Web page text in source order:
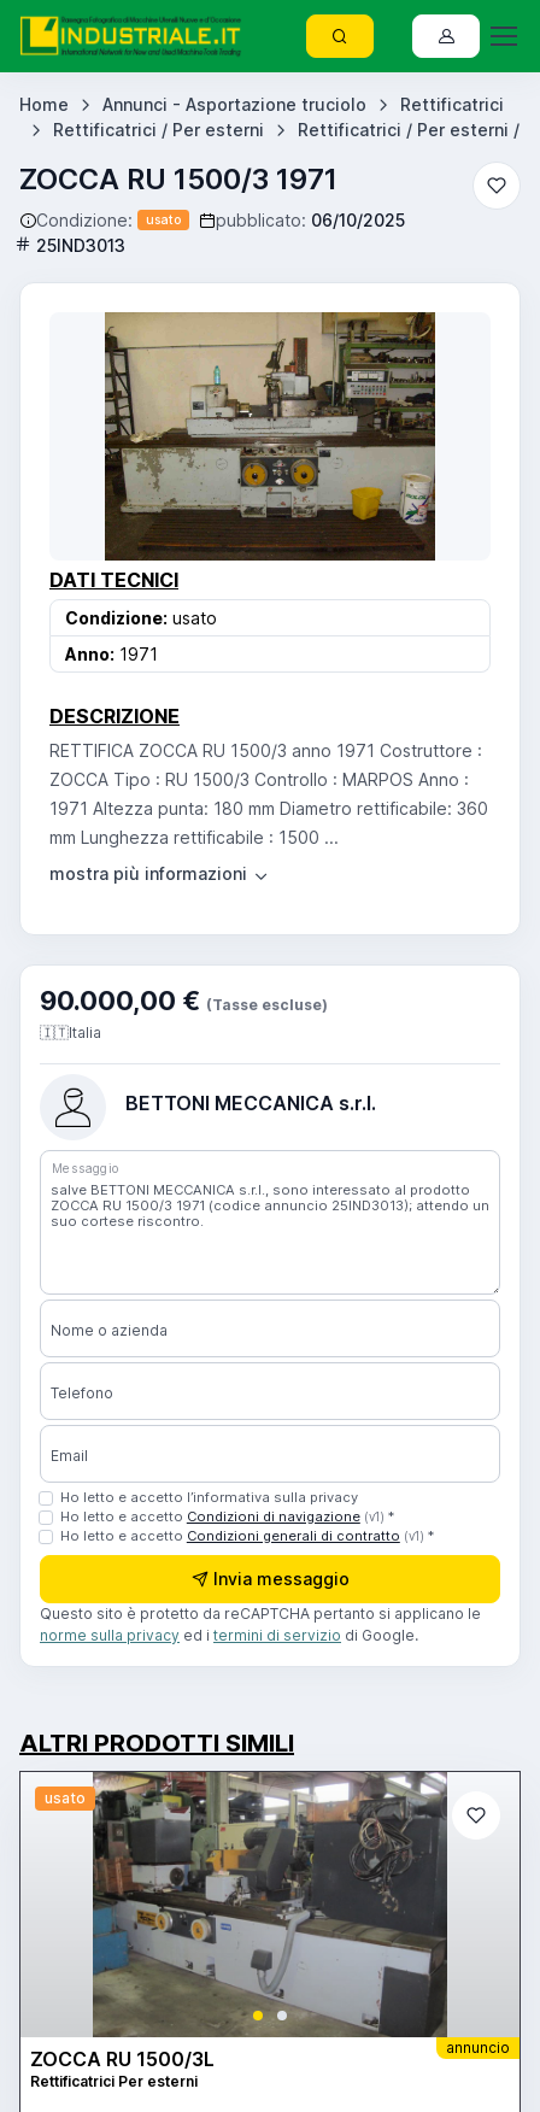
Home Annunci - Asportazione truciolo
Rettificatrici
Rettificatrici / Per esterni
Rettificatrici / Per esterni /
ZOCCA RU 1500/3 1971
Condizione: usato pubblicato: 06/10/2025
25IND3013
DATI TECNICI
Condizione: usato
Anno: 1971
DESCRIZIONE
RETTIFICA ZOCCA RU 1500/3 anno 1971 Costruttore :
ZOCCA Tipo : RU 1500/3 Controllo : MARPOS Anno :
1971 Altezza punta: 180 mm Diametro rettificabile: 360
mm Lunghezza rettificabile : 1500 ...
90.000,00 € (Tasse escluse)
🇮🇹Italia
BETTONI MECCANICA s.r.l.
Messaggio
Nome o azienda
Telefono
Email
Ho letto e accetto l’informativa sulla privacy
Ho letto e accetto Condizioni di navigazione (v1) *
Ho letto e accetto Condizioni generali di contratto (v1) *
Invia messaggio
Questo sito è protetto da reCAPTCHA pertanto si applicano le
norme sulla privacy ed i termini di servizio di Google.
ALTRI PRODOTTI SIMILI
usato
annuncio
ZOCCA RU 1500/3L
Rettificatrici Per esterni